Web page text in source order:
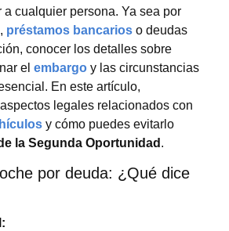
a cualquier persona. Ya sea por
préstamos bancarios o deudas
conocer los detalles sobre
el embargo y las circunstancias
En este artículo,
legales relacionados con
y cómo puedes evitarlo
la Segunda Oportunidad .
por deuda: ¿Qué dice